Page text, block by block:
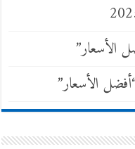
الأسعار”
الأسعار”